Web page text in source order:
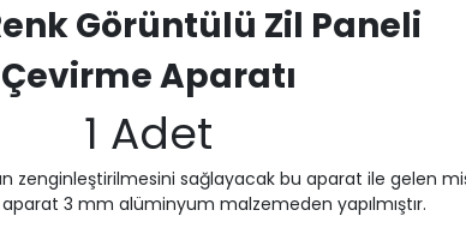
Görüntülü Zil Paneli
Çevirme Aparatı
1 Adet
zenginleştirilmesini sağlayacak bu aparat ile gelen
3 mm alüminyum malzemeden yapılmıştır.